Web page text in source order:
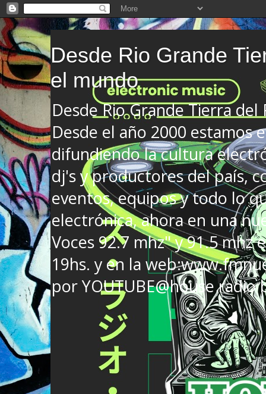
Desde Rio Grande
el mundo
Desde Rio Grande Tierra
Desde el año 2000 estamos
difundiendo la cultura
dj's y productores del país,
eventos, equipos y todo lo
electrónica, ahora en una
Voces 92.7 mhz" y 91.5 mhz
19hs. y en la
por YOUTUBE@house radio